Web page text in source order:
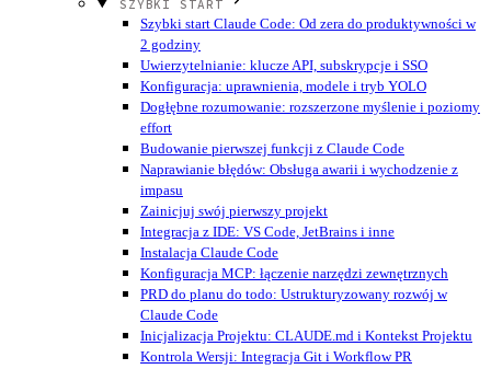
SZYBKI START
Szybki start Claude Code: Od zera do produktywności w
2 godziny
Uwierzytelnianie: klucze API, subskrypcje i SSO
Konfiguracja: uprawnienia, modele i tryb YOLO
Dogłębne rozumowanie: rozszerzone myślenie i poziomy
effort
Budowanie pierwszej funkcji z Claude Code
Naprawianie błędów: Obsługa awarii i wychodzenie z
impasu
Zainicjuj swój pierwszy projekt
Integracja z IDE: VS Code, JetBrains i inne
Instalacja Claude Code
Konfiguracja MCP: łączenie narzędzi zewnętrznych
PRD do planu do todo: Ustrukturyzowany rozwój w
Claude Code
Inicjalizacja Projektu: CLAUDE.md i Kontekst Projektu
Kontrola Wersji: Integracja Git i Workflow PR